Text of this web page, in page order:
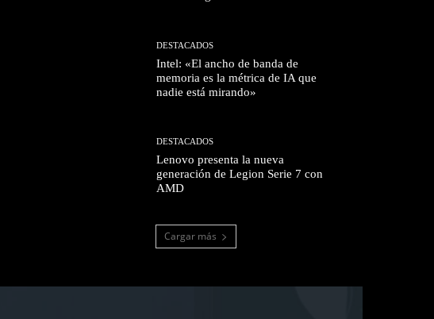
DESTACADOS
Intel: «El ancho de banda de
memoria es la métrica de IA que
nadie está mirando»
DESTACADOS
Lenovo presenta la nueva
generación de Legion Serie 7 con
AMD
Cargar más